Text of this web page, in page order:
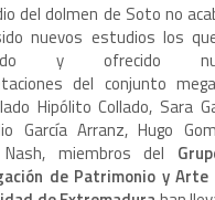
del dolmen de Soto no
nuevos estudios los
y ofrecido
del conjunto
Hipólito Collado, Sara
García Arranz, Hugo
Nash, miembros del
de Patrimonio y Arte